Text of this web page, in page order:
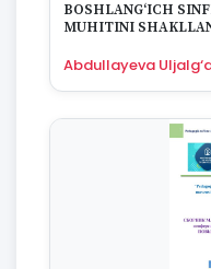
BOSHLANG‘ICH SINFLARDA
MUHITINI SHAKLLANTIRISH VA O‘QUV
Abdullayeva